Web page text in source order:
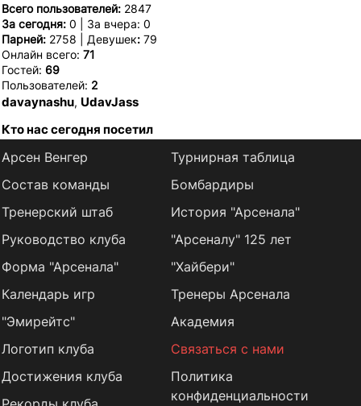
Всего пользователей: 2847
За сегодня: 0 | За вчера: 0
Парней: 2758 | Девушек: 79
Онлайн всего: 71
Гостей: 69
Пользователей: 2
davaynashu, UdavJass
Кто нас сегодня посетил
Арсен Венгер
Состав команды
Тренерский штаб
Руководство клуба
Форма "Арсенала"
Календарь игр
Турнирная таблица
Бомбардиры
История "Арсенала"
"Арсеналу" 125 лет
"Хайбери"
Тренеры Арсенала
"Эмирейтс"
Логотип клуба
Достижения клуба
Академия
Связаться с нами
Политика
конфиденциальности